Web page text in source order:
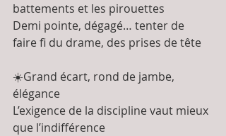
battements et les pirouettes
Demi pointe, dégagé… tenter de
faire fi du drame, des prises de tête
☀️Grand écart, rond de jambe,
élégance
L’exigence de la discipline vaut mieux
que l’indifférence